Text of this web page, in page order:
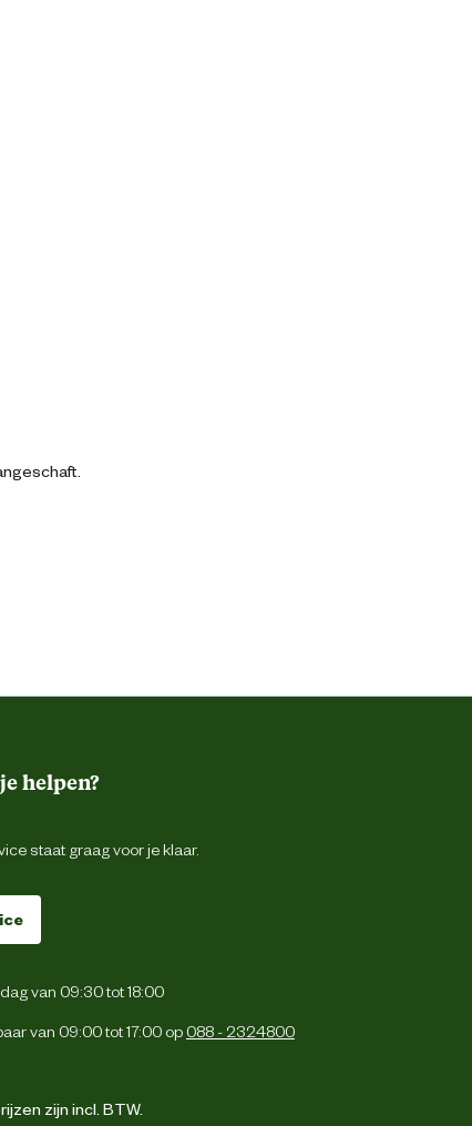
helpen?
staat graag voor je klaar.
van 09:30 tot 18:00
van 09:00 tot 17:00 op 088 - 2324800
zijn incl. BTW.